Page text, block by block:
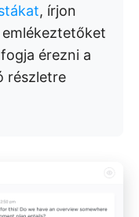
, írjon
érezni a
részletre